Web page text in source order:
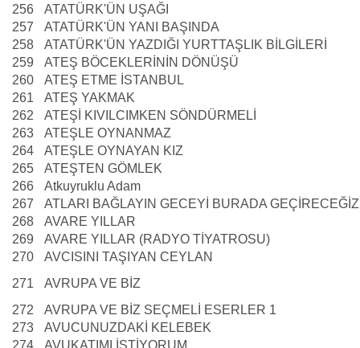
256
ATATÜRK'ÜN UŞAĞI
257
ATATÜRK'ÜN YANI BAŞINDA
258
ATATÜRK'ÜN YAZDIĞI YURTTAŞLIK BİLGİLERİ
259
ATEŞ BÖCEKLERİNİN DÖNÜŞÜ
260
ATEŞ ETME İSTANBUL
261
ATEŞ YAKMAK
262
ATEŞİ KIVILCIMKEN SÖNDÜRMELİ
263
ATEŞLE OYNANMAZ
264
ATEŞLE OYNAYAN KIZ
265
ATEŞTEN GÖMLEK
266
Atkuyruklu Adam
267
ATLARI BAĞLAYIN GECEYİ BURADA GEÇİRECEĞİZ
268
AVARE YILLAR
269
AVARE YILLAR (RADYO TİYATROSU)
270
AVCISINI TAŞIYAN CEYLAN
271
AVRUPA VE BİZ
272
AVRUPA VE BİZ SEÇMELİ ESERLER 1
273
AVUCUNUZDAKİ KELEBEK